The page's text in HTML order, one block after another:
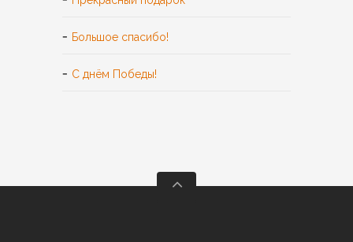
Большое спасибо!
С днём Победы!